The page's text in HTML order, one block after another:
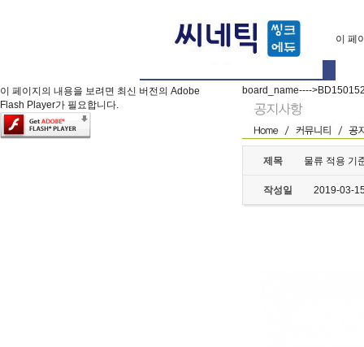
이 페
이 페이지의 내용을 보려면 최신 버전의 Adobe
Flash Player가 필요합니다.
board_name----
제목 물류 적용 기
작성일 2019-03-